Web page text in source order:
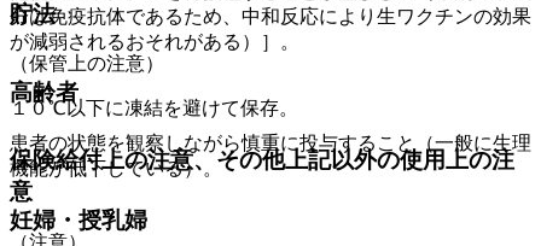
貯法
（保管上の注意）
１０℃以下に凍結を避けて保存。
保険給付上の注意、その他上記以外の使用上の注
意
（注意）
分は免疫抗体であるため、中和反応により生ワクチンの効果
が減弱されるおそれがある）］。
高齢者
患者の状態を観察しながら慎重に投与すること（一般に生理
機能が低下している）。
妊婦・授乳婦